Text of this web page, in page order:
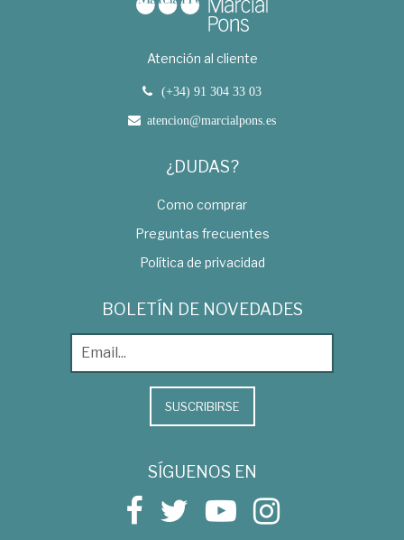
Atención al cliente
(+34) 91 304 33 03
atencion@marcialpons.es
¿DUDAS?
Como comprar
Preguntas frecuentes
Política de privacidad
BOLETÍN DE NOVEDADES
SUSCRIBIRSE
SÍGUENOS EN